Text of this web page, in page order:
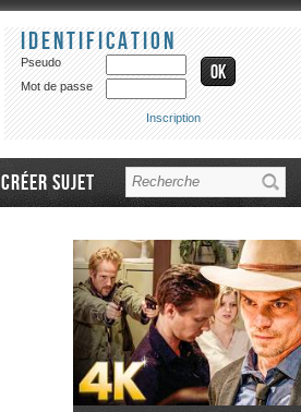
Identification
Pseudo
Mot de passe
Inscription
Créer sujet